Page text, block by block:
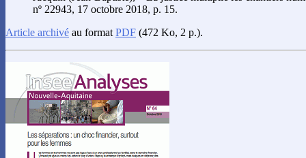
nº 22943, 17 octobre 2018, p. 15.
Article archivé au format PDF (472 Ko, 2 p.).